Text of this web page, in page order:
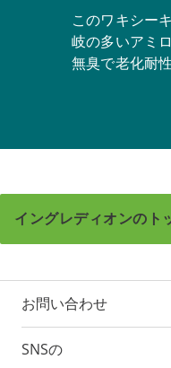
このワキシー
岐の多いアミ
無臭で老化耐
イングレディオンのト
お問い合わせ
SNSの